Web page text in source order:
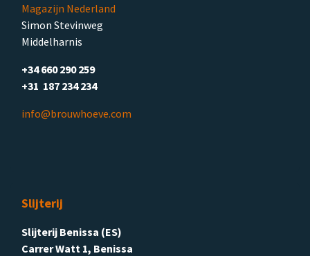
Magazijn Nederland
Simon Stevinweg
Middelharnis
+34 660 290 259
+31 187 234 234
info@brouwhoeve.com
Slijterij
Slijterij Benissa (ES)
Carrer Watt 1, Benissa